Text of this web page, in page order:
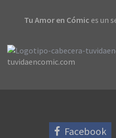
Tu Amor en Cómic es un
tuvidaencomic.com
Facebook